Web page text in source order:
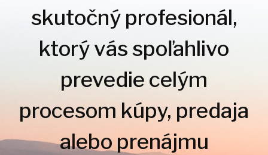
skutočný profesionál,
ktorý vás spoľahlivo
prevedie celým
procesom kúpy, predaja
alebo prenájmu